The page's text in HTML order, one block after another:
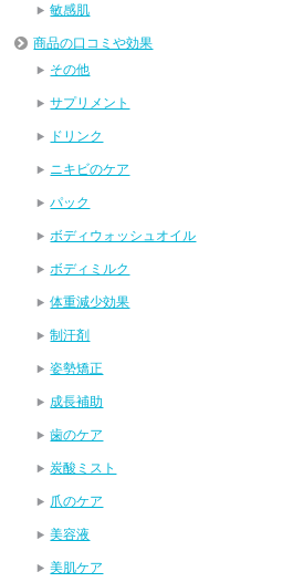
敏感肌
商品の口コミや効果
その他
サプリメント
ドリンク
ニキビのケア
パック
ボディウォッシュオイル
ボディミルク
体重減少効果
制汗剤
姿勢矯正
成長補助
歯のケア
炭酸ミスト
爪のケア
美容液
美肌ケア